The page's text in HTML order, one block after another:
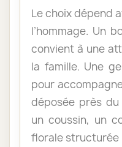
Le choix dépend
l’hommage. Un
convient à une
la famille. Une
pour
déposée près du
un coussin, un
florale